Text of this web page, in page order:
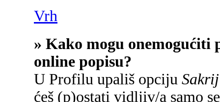
Vrh
» Kako mogu onemogućiti
online popisu?
U Profilu upališ opciju
ćeš (p)ostati vidljiv/a samo